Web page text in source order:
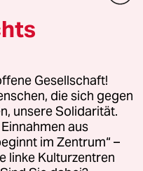
GmbH
oder für Genehmigungen
Richtlinien
Impressum AGB
Gesellschaft!
die sich gegen
unsere Solidarität.
aus
im Zentrum“ –
linke Kulturzentren